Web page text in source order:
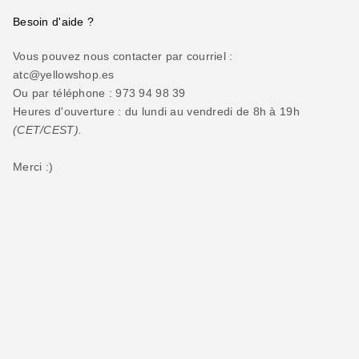
Besoin d'aide ?
Vous pouvez nous contacter par courriel :
atc@yellowshop.es
Ou par téléphone : 973 94 98 39
Heures d'ouverture : du lundi au vendredi de 8h à 19h
(CET/CEST).
Merci :)